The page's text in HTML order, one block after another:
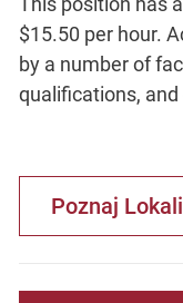
$15.50 per hour.
by a number of
qualifications,
Poznaj